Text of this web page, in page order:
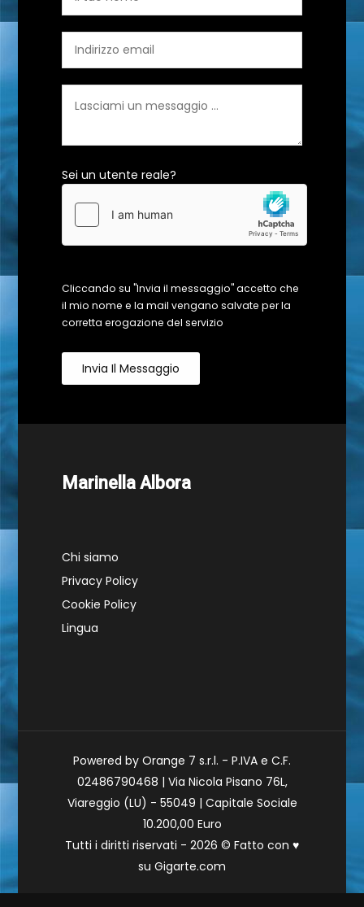
Sei un utente reale?
Cliccando su "Invia il messaggio" accetto che
il mio nome e la mail vengano salvate per la
corretta erogazione del servizio
Invia Il Messaggio
Marinella Albora
Chi siamo
Privacy Policy
Cookie Policy
Lingua
Powered by Orange 7 s.r.l. - P.IVA e C.F.
02486790468 | Via Nicola Pisano 76L,
Viareggio (LU) - 55049 | Capitale Sociale
10.200,00 Euro
Tutti i diritti riservati - 2026 © Fatto con ♥
su Gigarte.com